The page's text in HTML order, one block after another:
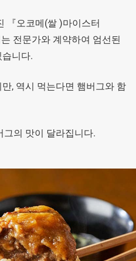
『오코메(쌀 )마이스터
전문가와 계약하여 엄선된
니다.
, 역시 먹는다면 햄버그와 함
그의 맛이 달라집니다.